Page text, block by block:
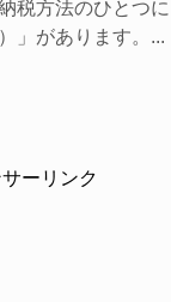
税方法のひとつ
」があります。...
ーリンク